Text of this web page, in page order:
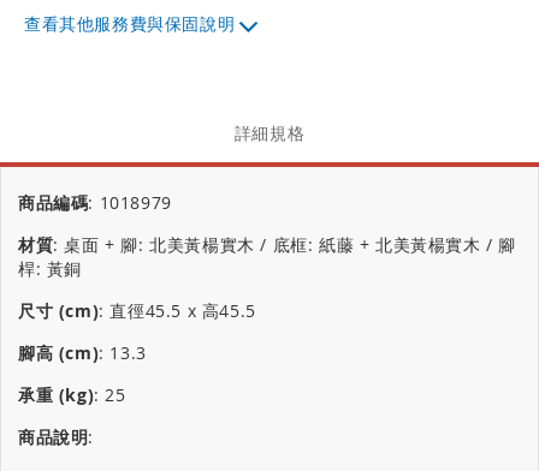
其他服務費與保固說明
詳細規格
商品編碼: 1018979
材質:桌面 + 腳: 北美黃楊實木 / 底框: 紙藤 + 北美黃楊實木 / 腳
桿: 黃銅
尺寸 (cm):直徑45.5 x 高45.5
腳高 (cm): 13.3
承重 (kg):25
商品說明: